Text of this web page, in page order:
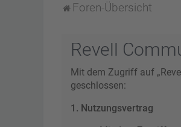
Foren-Übersicht
Revell
Mit dem Zugriff auf
geschlossen:
1. Nutzungsvertrag